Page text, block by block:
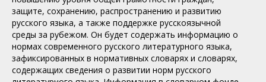
защите, сохранению, распространению и развитию
русского языка, а также поддержке русскоязычной
среды за рубежом. Он будет содержать информацию о
нормах современного русского литературного языка,
зафиксированных в нормативных словарях и словарях,
содержащих сведения о развитии норм русского